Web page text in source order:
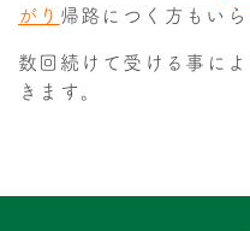
がり 帰路につく方もいら
数回続けて受ける事に
きます。